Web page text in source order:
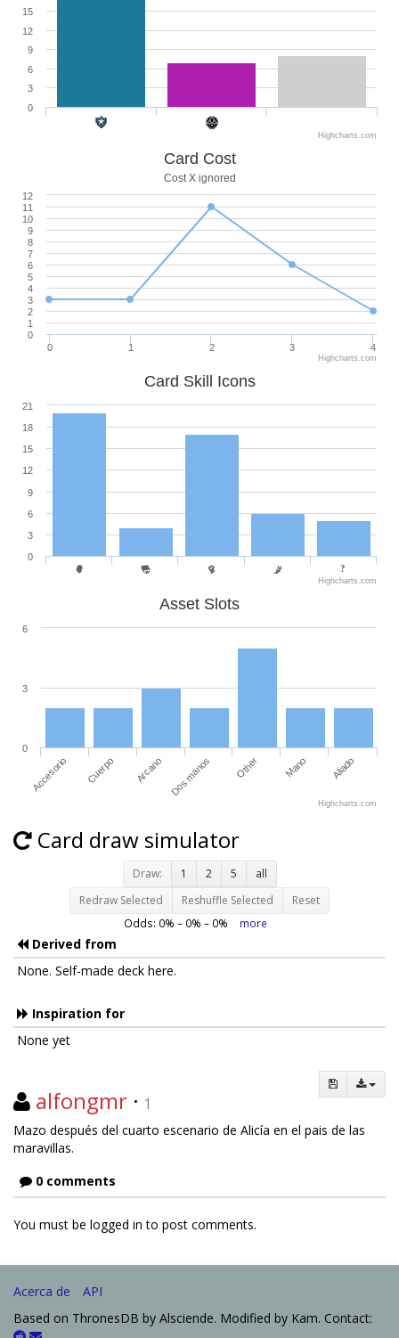
0
3
6
9
12
15
Highcharts.com
Card Cost
Cost X ignored
0 1 2 3 4
0
1
2
3
4
5
6
7
8
9
10
11
12
Highcharts.com
Card Skill Icons
0
3
6
9
12
15
18
21
Highcharts.com
Asset Slots
0
3
6
Highcharts.com
Accesorio Cuerpo Arcano Dos manos Other Mano Aliado
Card draw simulator
Draw: 1 2 5
all
Redraw Selected
Reshuffle Selected Reset
Odds: 0% – 0% – 0% more
Derived from
None. Self-made deck here.
Inspiration for
None yet
alfongmr · 1
Mazo después del cuarto escenario de Alicía en el pais de las
maravillas.
0 comments
You must be logged in to post comments.
Acerca de
API
Based on ThronesDB by Alsciende. Modified by Kam. Contact: